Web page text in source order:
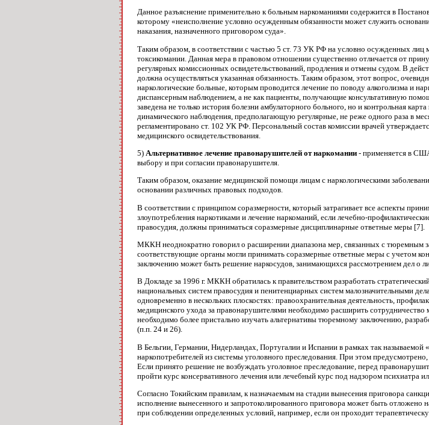
Данное разъяснение применительно к больным наркоманиями со­держится в
которому «неисполнение условно осужденным обязанности может служить
наказания, назначенного приговором суда».
Таким образом, в соответствии с частью 5 ст. 73 УК РФ на условно осужденных
токсикомании. Данная мера в правовом отношении существенно отличается от
регулярных комиссионных освидетельствований, продления и отмены судом. В
должна осуществляться указанная обязанность. Таким образом, этот вопрос,
наркологические больные, которым проводится лечение по поводу алкоголизма и
диспансерным наблюдением, а не как пациенты, получающие консультативную
заведена не только история болезни амбулаторного больного, но и контрольная
динамического наблюдения, предпола­гающую регулярные, не реже одного раза в
регламентировано ст. 102 УК РФ. Персональный состав комиссии врачей
медицинского освидетельст­вования.
5) Альтернативное лечение правонарушителей от наркомании - применяется в
выбору и при согласии правонарушителя.
Таким образом, оказание медицинской помощи лицам с наркологическими
основании различных правовых подходов.
В соответствии с принципом соразмерности, который затрагивает все аспекты
злоупотребления наркотиками и лечение наркоманий, если лечебно-
правосудия, должны приниматься соразмерные дисциплинарные ответные меры [7].
МККН неоднократно говорил о расширении диапазона мер, связанных с тюремным
соответствующие органы могли принимать соразмерные ответные меры с учетом
заключению может быть решение наркосудов, занимающихся рассмотрением дел о
В Докладе за 1996 г. МККН обратилась к правительством разработать
национальных систем правосудия и пенитенциарных систем малозначительными
одновременно в нескольких плоскостях: правоохранительная деятельность,
медицинского ухода за правонарушителями необходимо расширить
необходимо более пристально изучать альтернативы тюремному заключению,
(п.п. 24 и 26).
В Бельгии, Германии, Нидерландах, Португалии и Испании в рамках так
наркопотребителей из системы уголовного преследования. При этом
Если принято решение не возбуждать уголовное преследование, перед
пройти курс консервативного лечения или лечебный курс под надзором психиатра
Согласно Токийским правилам, к назначаемым на стадии вынесения приговора
исполнение вынесенного и запротоколированного приговора может быть
при соблюдении определенных условий, например, если он проходит